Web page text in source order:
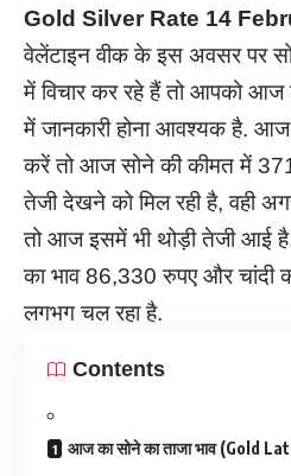
Gold Silver Rate 14
वेलेंटाइन वीक के इस अवसर पर
में विचार कर रहे हैं तो आपको आज
में जानकारी होना आवश्यक है. आज
करें तो आज सोने की कीमत में
तेजी देखने को मिल रही है, वही
तो आज इसमें भी थोड़ी तेजी आई
का भाव 86,330 रुपए और चांदी
लगभग चल रहा है.
Contents
आज का सोने का ताजा भाव (Gold